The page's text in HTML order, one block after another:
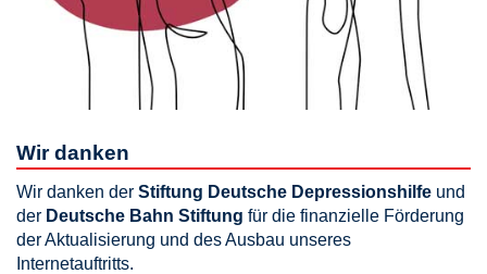
Wir danken
Wir danken der Stiftung Deutsche Depressionshilfe und
der Deutsche Bahn Stiftung für die finanzielle Förderung
der Aktualisierung und des Ausbau unseres
Internetauftritts.